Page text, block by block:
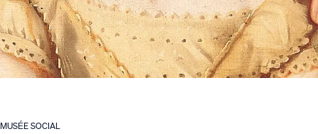
MUSÉE SOCIAL